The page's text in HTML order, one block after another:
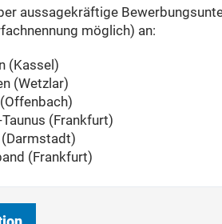
aussagekräftige
möglich) an:
(Kassel)
(Wetzlar)
Taunus (Frankfurt)
(Frankfurt)